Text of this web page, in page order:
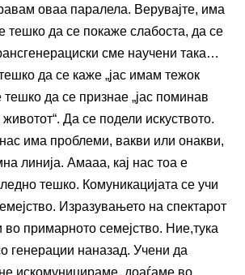
оваа паралела. Верувајте, има
тешко да се покаже слабоста, да се
сме научени така…
да се каже „јас имам тежок
тешко да се признае „јас поминав
животот“. Да се подели искуството.
има проблеми, вакви или онакви,
линија. Амааа, кај нас тоа е
тешко. Комуникацијата се учи
Изразувањето на спектарот
примарното семејство. Ние,тука
генерации наназад. Учени да
искомуницираме, доаѓаме во